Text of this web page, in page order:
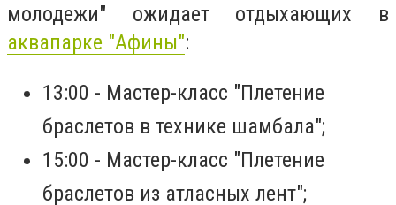
молодежи" ожидает отдыхающих в
аквапарке "Афины":
13:00 - Мастер-класс "Плетение
браслетов в технике шамбала";
15:00 - Мастер-класс "Плетение
браслетов из атласных лент";